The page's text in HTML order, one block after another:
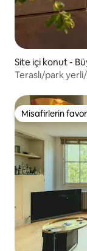
Site içi konut -
Teraslı/park
Misafirlerin
Misafirlerin